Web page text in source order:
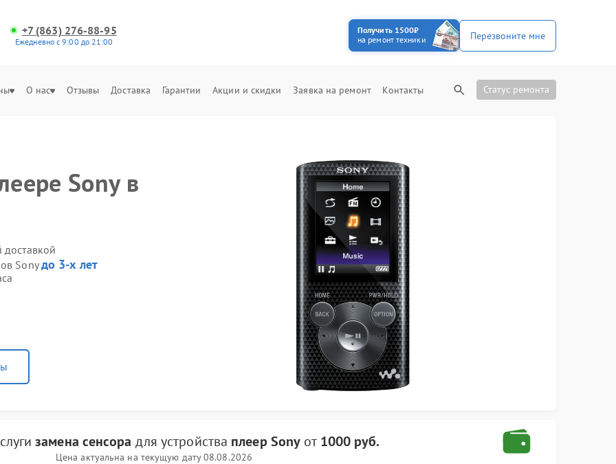
+7 (863) 276-88-95
Ежедневно с 9:00 до 21:00
Получить 1500₽
на ремонт техники
Перезвоните мне
О нас Отзывы Доставка Гарантии Акции и скидки Заявка на ремонт Контакты Статус ремонта
Sony в
доставкой
Sonyдо 3-х лет
замена сенсора для устройства плеер Sony от 1000 руб.
Цена актуальна на текущую дату 08.08.2026